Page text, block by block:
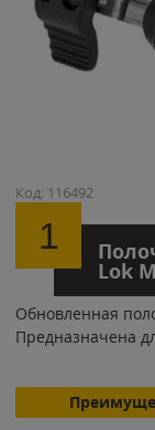
Код: 116492
1
Lok
​Обновленная
Предназначена